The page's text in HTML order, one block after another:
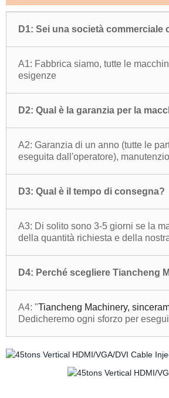
D1: Sei una società commerciale
A1: Fabbrica siamo, tutte le
esigenze
D2: Qual è la garanzia per la
A2: Garanzia di un anno (tutte le
eseguita dall'operatore),
D3: Qual è il tempo di consegna?
A3: Di solito sono 3-5 giorni se la
della quantità richiesta e della
D4: Perché scegliere Tiancheng
A4: "Tiancheng Machinery,
Dedicheremo ogni sforzo per